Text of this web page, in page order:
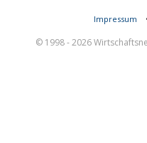
Impressum •
© 1998 - 2026